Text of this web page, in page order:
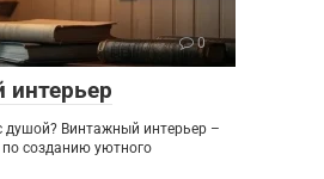
0
душой? Винтажный интерьер –
по созданию уютного